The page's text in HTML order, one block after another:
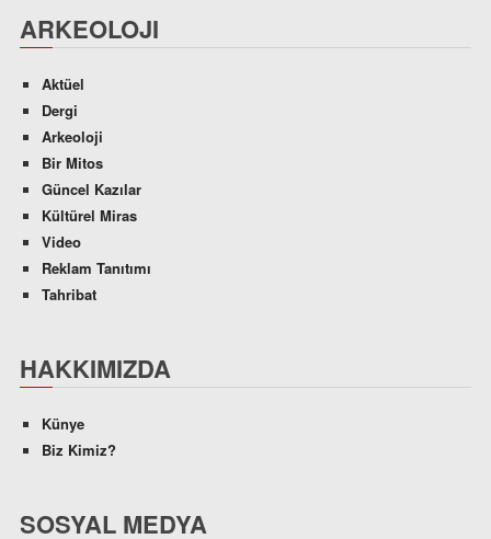
ARKEOLOJI
Aktüel
Dergi
Arkeoloji
Bir Mitos
Güncel Kazılar
Kültürel Miras
Video
Reklam Tanıtımı
Tahribat
HAKKIMIZDA
Künye
Biz Kimiz?
SOSYAL MEDYA